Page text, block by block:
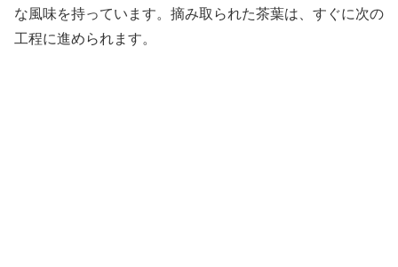
な風味を持っています。摘み取られた茶葉は、すぐに次の
工程に進められます。